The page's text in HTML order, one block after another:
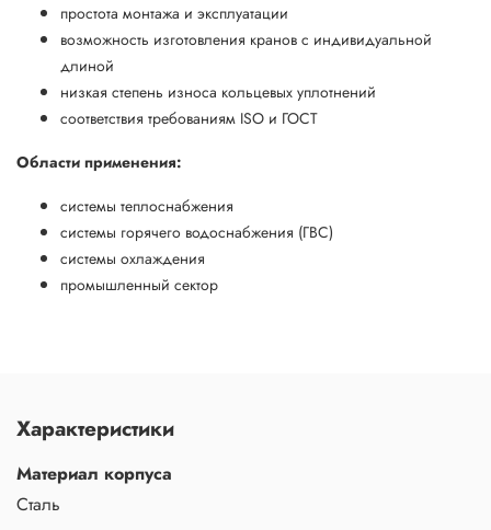
простота монтажа и эксплуатации
возможность изготовления кранов с индивидуальной
длиной
низкая степень износа кольцевых уплотнений
соответствия требованиям ISO и ГОСТ
Области применения:
системы теплоснабжения
системы горячего водоснабжения (ГВС)
системы охлаждения
промышленный сектор
Характеристики
Материал корпуса
Сталь